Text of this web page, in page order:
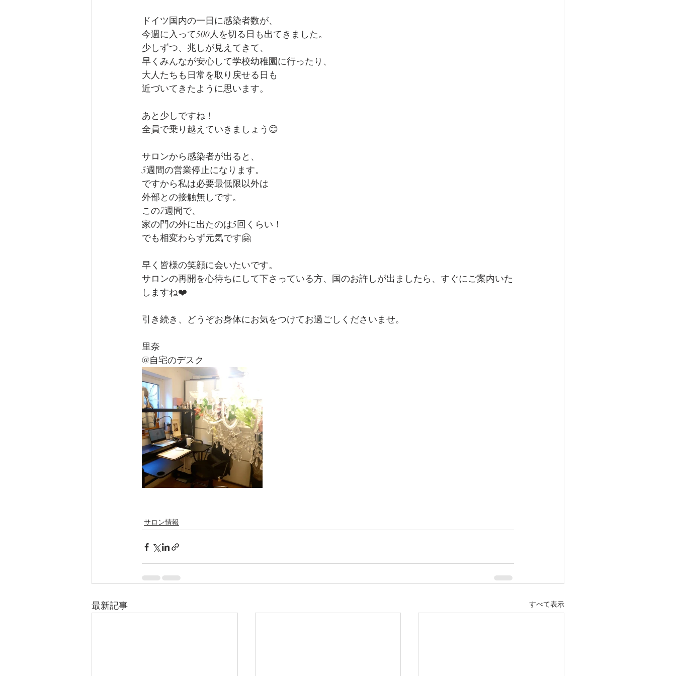
ドイツ国内の一日に感染者数が、
今週に入って500人を切る日も出てきました。
少しずつ、兆しが見えてきて、
早くみんなが安心して学校幼稚園に行ったり、
大人たちも日常を取り戻せる日も
近づいてきたように思います。
あと少しですね！
全員で乗り越えていきましょう😊
サロンから感染者が出ると、
5週間の営業停止になります。
ですから私は必要最低限以外は
外部との接触無しです。
この7週間で、
家の門の外に出たのは5回くらい！
でも相変わらず元気です🤗
早く皆様の笑顔に会いたいです。
サロンの再開を心待ちにして下さっている方、国のお許しが出ましたら、すぐにご案内いた
しますね❤️
引き続き、どうぞお身体にお気をつけてお過ごしくださいませ。
里奈
@自宅のデスク
サロン情報
最新記事 すべて表示